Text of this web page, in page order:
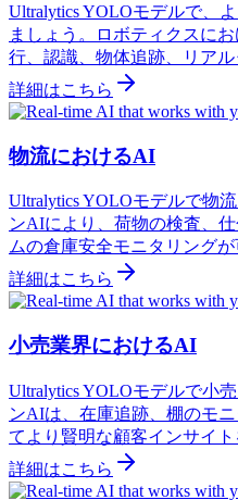
Ultralytics YOLOモデルで、
ましょう。ロボティクスに
行、認識、物体追跡、リアル
詳細はこちら
物流におけるAI
Ultralytics YOLOモデルで物
ンAIにより、荷物の検査、
ムの倉庫安全モニタリングが
詳細はこちら
小売業界におけるAI
Ultralytics YOLOモデルで小
ンAIは、在庫追跡、棚のモ
てより賢明な顧客インサイト
詳細はこちら